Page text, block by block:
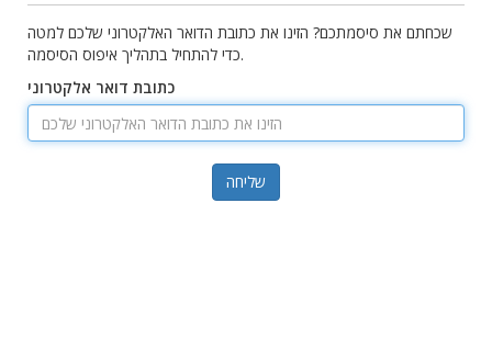
שכחתם את סיסמתכם? הזינו את כתובת הדואר האלקטרוני שלכם למטה
כדי להתחיל בתהליך איפוס הסיסמה.
כתובת דואר אלקטרוני
שליחה